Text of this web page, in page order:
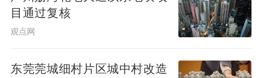
和宝钢股份（600019.SH）分别以
188.78%、43.69%和40.53%的增速领跑头
目通过复核
观点网
东莞莞城细村片区城中村改造